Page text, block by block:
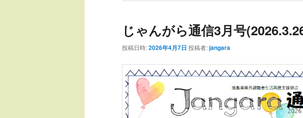
じゃんがら通信3月号(2026.3.26
投稿日時:2026年4月7日 投稿者:jangara